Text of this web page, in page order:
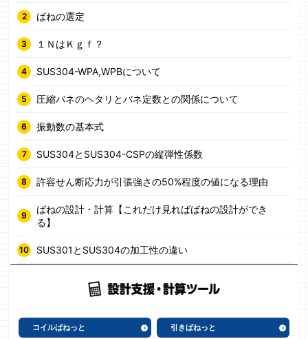
ばねの選定
１ＮはＫｇｆ？
SUS304-WPA,WPBについて
圧縮バネのヘタリとバネ定数との関係について
振動数の基本式
SUS304とSUS304-CSPの縦弾性係数
許容せん断応力が引張強さの50%程度の値になる理由
ばねの設計・計算【これだけ見ればばねの設計ができ
る】
SUS301とSUS304の加工性の違い
コイルばねっと 引きばねっと